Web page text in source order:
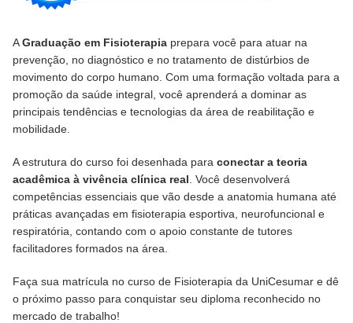
AGraduação em Fisioterapia prepara você para atuar na
prevenção, no diagnóstico e no tratamento de distúrbios de
movimento do corpo humano. Com uma formação voltada para a
promoção da saúde integral, você aprenderá a dominar as
principais tendências e tecnologias da área de reabilitação e
mobilidade.
A estrutura do curso foi desenhada para conectar a teoria
acadêmica à vivência clínica real . Você desenvolverá
competências essenciais que vão desde a anatomia humana até
práticas avançadas em fisioterapia esportiva, neurofuncional e
respiratória, contando com o apoio constante de tutores
facilitadores formados na área.
Faça sua matrícula no curso de Fisioterapia da UniCesumar e dê
o próximo passo para conquistar seu diploma reconhecido no
mercado de trabalho!